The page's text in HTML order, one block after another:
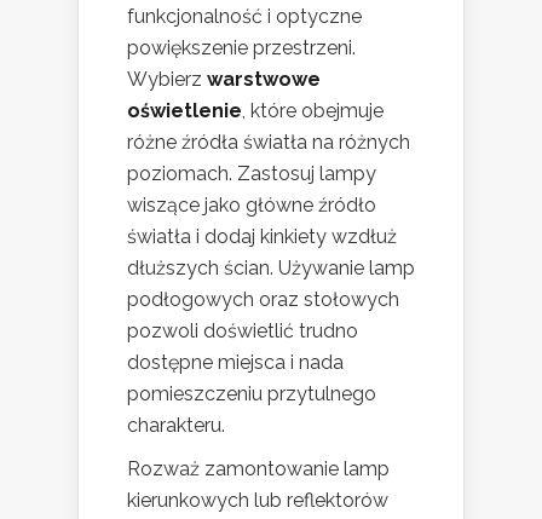
funkcjonalność i optyczne
powiększenie przestrzeni.
Wybierz warstwowe
oświetlenie, które obejmuje
różne źródła światła na różnych
poziomach. Zastosuj lampy
wiszące jako główne źródło
światła i dodaj kinkiety wzdłuż
dłuższych ścian. Używanie lamp
podłogowych oraz stołowych
pozwoli doświetlić trudno
dostępne miejsca i nada
pomieszczeniu przytulnego
charakteru.
Rozważ zamontowanie lamp
kierunkowych lub reflektorów